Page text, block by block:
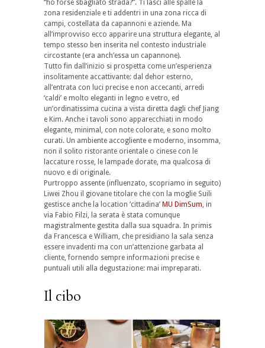
“ho forse sbagliato strada?”. Ti lasci alle spalle la
zona residenziale e ti addentri in una zona ricca di
campi, costellata da capannoni e aziende. Ma
all’improvviso ecco apparire una struttura elegante, al
tempo stesso ben inserita nel contesto industriale
circostante (era anch’essa un capannone).
Tutto fin dall’inizio si prospetta come un’esperienza
insolitamente accattivante: dal dehor esterno,
all’entrata con luci precise e non accecanti, arredi
‘caldi’ e molto eleganti in legno e vetro, ed
un’ordinatissima cucina a vista diretta dagli chef Jiang
e Kim. Anche i tavoli sono apparecchiati in modo
elegante, minimal, con note colorate, e sono molto
curati. Un ambiente accogliente e moderno, insomma,
non il solito ristorante orientale o cinese con le
laccature rosse, le lampade dorate, ma qualcosa di
nuovo e di originale.
Purtroppo assente (influenzato, scopriamo in seguito)
Liwei Zhou il giovane titolare che con la moglie Suili
gestisce anche la location ‘cittadina’ MU DimSum, in
via Fabio Filzi, la serata è stata comunque
magistralmente gestita dalla sua squadra. In primis
da Francesca e William, che presidiano la sala senza
essere invadenti ma con un’attenzione garbata al
cliente, fornendo sempre informazioni precise e
puntuali utili alla degustazione: mai impreparati.
Il cibo